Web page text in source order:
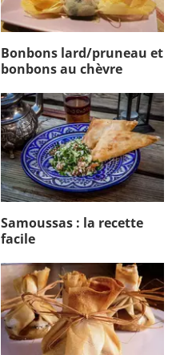
Bonbons lard/pruneau et
bonbons au chèvre
Samoussas : la recette
facile